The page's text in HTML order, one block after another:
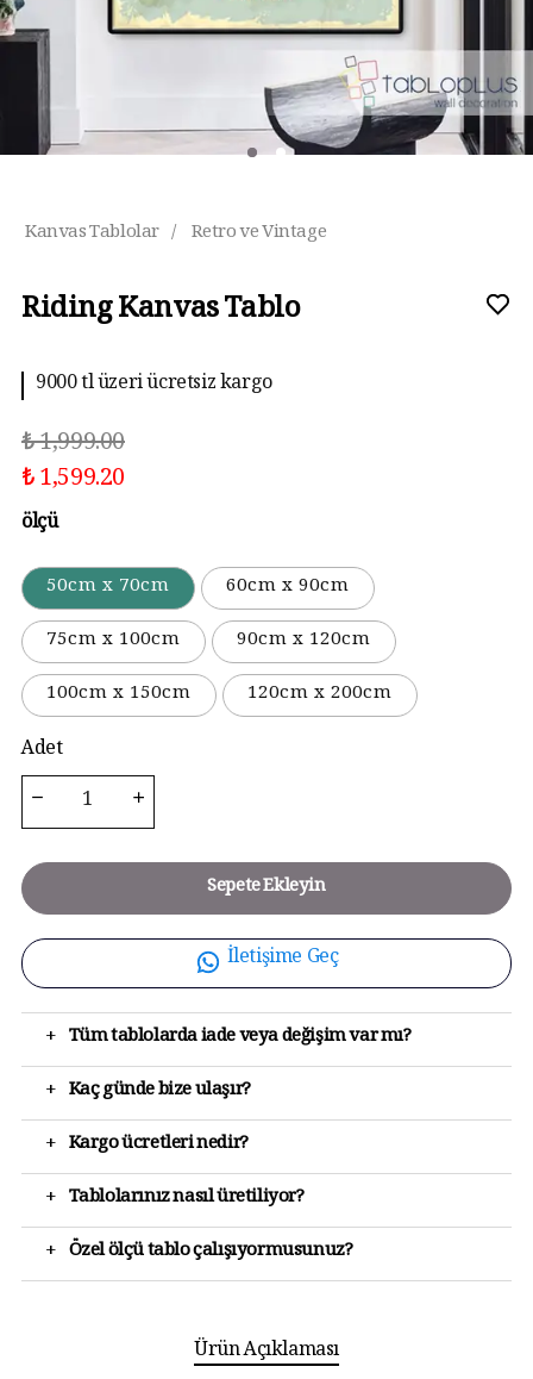
Kanvas Tablolar / Retro ve Vintage
Riding Kanvas Tablo
9000 tl üzeri ücretsiz kargo
₺ 1,999.00
₺ 1,599.20
ölçü
50cm x 70cm
60cm x 90cm
75cm x 100cm
90cm x 120cm
100cm x 150cm
120cm x 200cm
Adet
Sepete Ekleyin
İletişime Geç
+ Tüm tablolarda iade veya değişim var mı?
+ Kaç günde bize ulaşır?
+ Kargo ücretleri nedir?
+ Tablolarınız nasıl üretiliyor?
+ Özel ölçü tablo çalışıyormusunuz?
Ürün Açıklaması